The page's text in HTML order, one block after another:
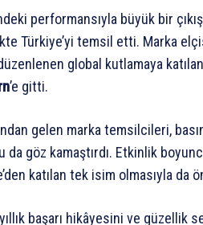
performansıyla büyük bir
Türkiye’yi temsil etti. Marka
global kutlamaya
’e gitti.
gelen marka temsilcileri,
da göz kamaştırdı. Etkinlik
katılan tek isim olmasıyla da
başarı hikâyesini ve